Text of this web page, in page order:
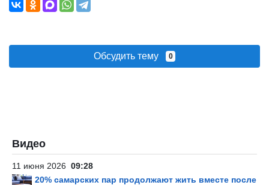
Обсудить тему 0
Видео
11 июня 2026 09:28
20% самарских пар продолжают жить вместе после